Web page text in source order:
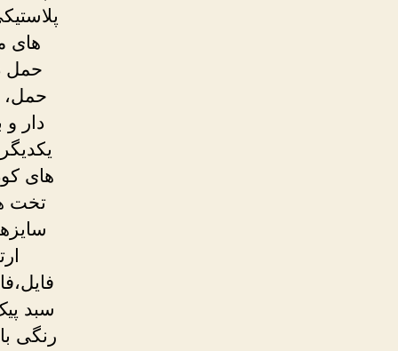
های
حمل
حمل،
دار
های
تخت
سبد
رنگی